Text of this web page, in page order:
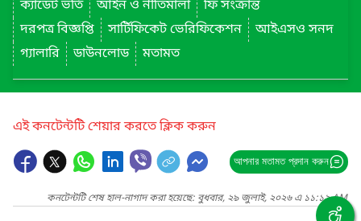
ক্যাডেট ভর্তি আইন ও নীতিমালা
ফি সংক্রান্ত
দরপত্র বিজ্ঞপ্তি
সার্টিফিকেট ভেরিফিকেশন
আইএসও সনদ
গ্যালারি
ডাউনলোড মতামত
এই কনটেন্টটি শেয়ার করতে ক্লিক করুন
আপনার মতামত প্রদান করুন
কনটেন্টটি শেষ হাল-নাগাদ করা হয়েছে: বুধবার, ২৯ জুলাই, ২০২৬ এ ১১:১২ AM